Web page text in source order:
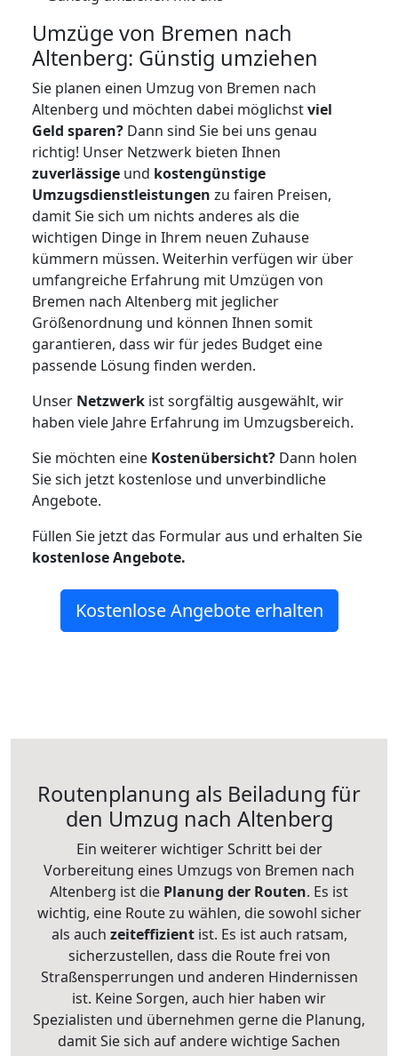
Umzüge von Bremen nach
Altenberg: Günstig umziehen
Sie planen einen Umzug von Bremen nach
Altenberg und möchten dabei möglichstviel
Geld sparen? Dann sind Sie bei uns genau
richtig! Unser Netzwerk bieten Ihnen
zuverlässige und kostengünstige
Umzugsdienstleistungen zu fairen Preisen,
damit Sie sich um nichts anderes als die
wichtigen Dinge in Ihrem neuen Zuhause
kümmern müssen. Weiterhin verfügen wir über
umfangreiche Erfahrung mit Umzügen von
Bremen nach Altenberg mit jeglicher
Größenordnung und können Ihnen somit
garantieren, dass wir für jedes Budget eine
passende Lösung finden werden.
Unser Netzwerk ist sorgfältig ausgewählt, wir
haben viele Jahre Erfahrung im Umzugsbereich.
Sie möchten eine Kostenübersicht? Dann holen
Sie sich jetzt kostenlose und unverbindliche
Angebote.
Füllen Sie jetzt das Formular aus und erhalten Sie
kostenloseAngebote.
Kostenlose Angebote erhalten
Routenplanung als Beiladung für
den Umzug nach Altenberg
Ein weiterer wichtiger Schritt bei der
Vorbereitung eines Umzugs von Bremen nach
Altenberg ist die Planung der Routen. Es ist
wichtig, eine Route zu wählen, die sowohl sicher
als auch zeiteffizientist. Es ist auch ratsam,
sicherzustellen, dass die Route frei von
Straßensperrungen und anderen Hindernissen
ist. Keine Sorgen, auch hier haben wir
Spezialisten und übernehmen gerne die Planung,
damit Sie sich auf andere wichtige Sachen